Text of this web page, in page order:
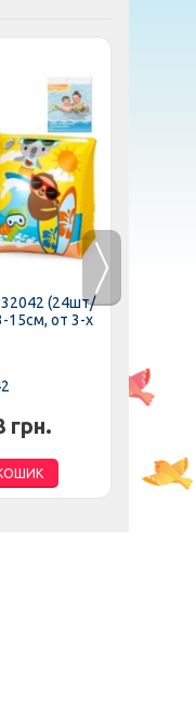
32042 (24шт/
15см, от 3-х
грн.